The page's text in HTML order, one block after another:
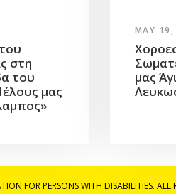
στη
του
μας
MAY
μας
FOR PERSONS WITH DISABILITIES. ALL